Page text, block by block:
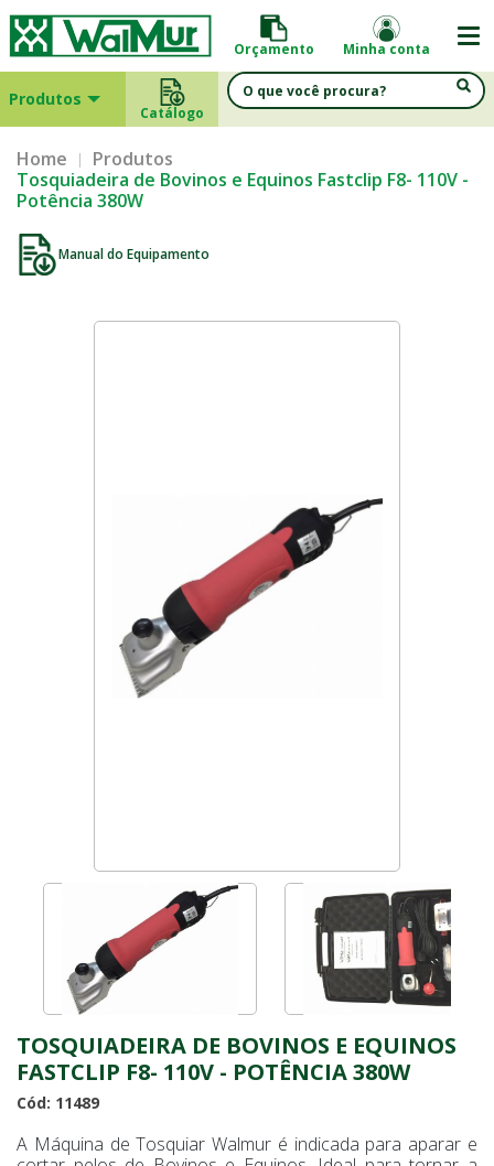
Orçamento Minha conta
Produtos
Catálogo
Home
Produtos
Tosquiadeira de Bovinos e Equinos Fastclip F8- 110V -
Potência 380W
Manual do Equipamento
TOSQUIADEIRA DE BOVINOS E EQUINOS
FASTCLIP F8- 110V - POTÊNCIA 380W
Cód: 11489
A Máquina de Tosquiar Walmur é indicada para aparar e